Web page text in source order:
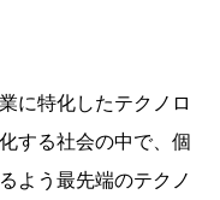
に特化したテクノロ
する社会の中で、個
よう最先端のテクノ